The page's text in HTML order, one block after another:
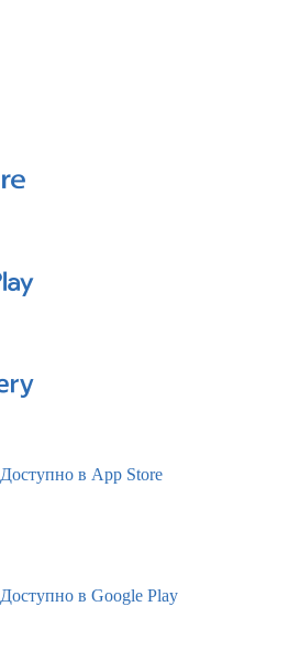
Доступно в App Store
Доступно в Google Play